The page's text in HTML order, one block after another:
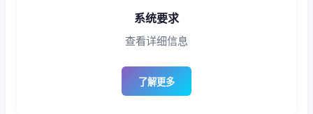
系统要求
查看详细信息
了解更多